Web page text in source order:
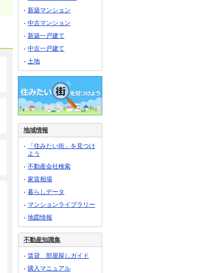
新築マンション
中古マンション
新築一戸建て
中古一戸建て
土地
地域情報
「住みたい街」を見つけ
よう
不動産会社検索
家賃相場
暮らしデータ
マンションライブラリー
地図情報
不動産知識集
賃貸 部屋探しガイド
購入マニュアル